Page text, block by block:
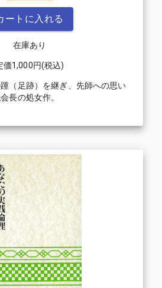
ートに入れる
在庫あり
価1,000円(税込)
（足跡）を継ぎ、先師への思い
長の処女作。